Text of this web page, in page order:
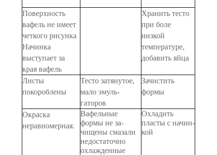
Поверхность
вафель не имеет
четкого рисунка
Начинка
выступает за
края вафель
Хранить тесто
при боле
низкой
температуре,
доба­вить яйца
Листы
покороблены
Тесто затянутое,
мало эмуль­
гаторов
Зачистить
формы
Ок­раска
неравномерная.
Вафельные
формы не за­
чищены смазали
недостаточно
охлажденные
Охладить
пласты с начин­
кой